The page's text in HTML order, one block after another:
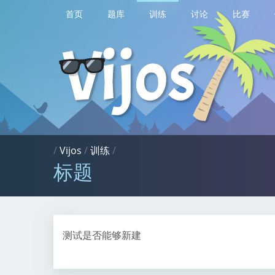
首页 题库 训练 讨论 比赛
/Vijos /训练 /
标题
测试是否能够新建